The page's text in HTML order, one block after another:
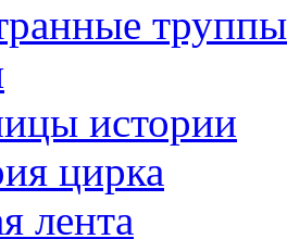
труппы
истории
цирка
лента